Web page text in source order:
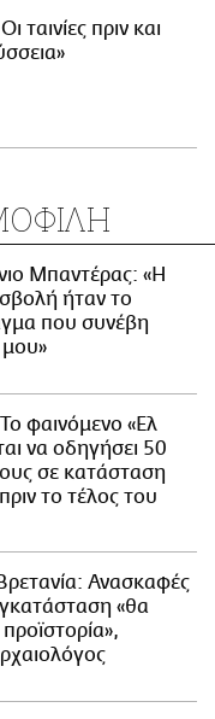
ταινίες πριν και
Μπαντέρας: «Η
ήταν το
που συνέβη
φαινόμενο «Ελ
να οδηγήσει 50
σε κατάσταση
το τέλος του
Ανασκαφές
«θα